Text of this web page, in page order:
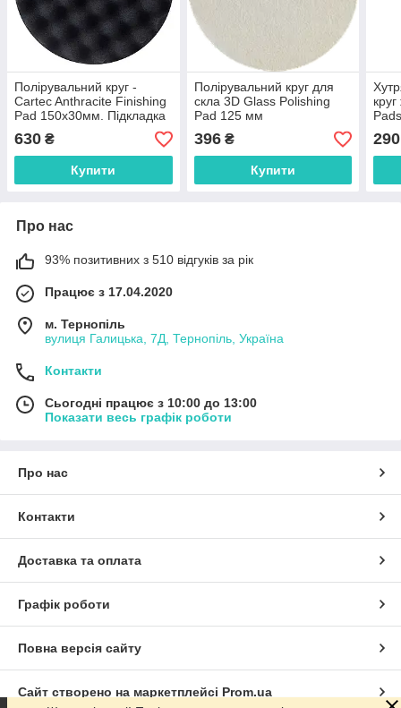
Полірувальний круг -
Cartec Anthracite Finishing
Pad 150x30мм. Підкладка
125мм
630 ₴
Купити
Полірувальний круг для
скла 3D Glass Polishing
Pad 125 мм
396₴
Купити
290
Про нас
93% позитивних з 510 відгуків за рік
Працює з 17.04.2020
м. Тернопіль
вулиця Галицька, 7Д, Тернопіль, Україна
Контакти
Сьогодні працює з 10:00 до 13:00
Показати весь графік роботи
Про нас
Контакти
Доставка та оплата
Графік роботи
Повна версія сайту
Сайт створено на маркетплейсі Prom.ua